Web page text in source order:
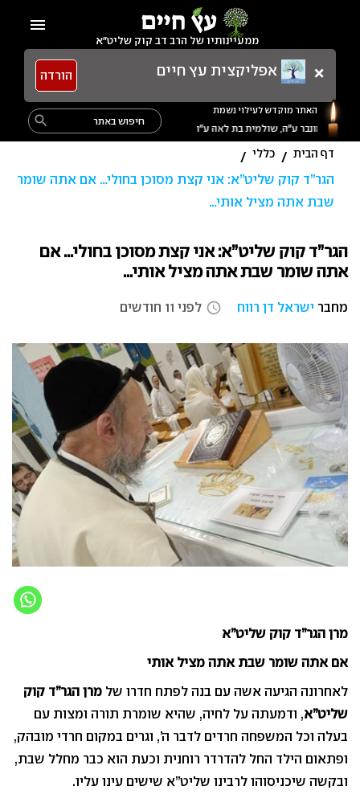
content
ממעיינותיו של הרב דב קוק שליט"א
menu
× אפליקצית עץ חיים הורדה
Search
for:
search
האתר מוקדש לעילוי נשמת
דף הבית / כללי /
הגר”ד קוק שליט”א: אני קצת מסוכן בחולי… אם אתה שומר
שבת אתה מציל אותי…
הגר”ד קוק שליט”א: אני קצת מסוכן בחולי… אם
אתה שומר שבת אתה מציל אותי…
מחבר ישראל דן רווח access_time לפני 11 חודשים
מרן הגר”ד קוק שליט”א
אם אתה שומר שבת אתה מציל אותי
לאחרונה הגיעה אשה עם בנה לפתח חדרו של מרן הגר”ד קוק
שליט”א, ודמעתה על לחיה, שהיא שומרת תורה ומצות עם
בעלה וכל המשפחה חרדים לדבר ה’, וגרים במקום חרדי מובהק,
ופתאום הילד החל להדרדר רוחנית וכעת הוא כבר מחלל שבת,
ובקשה שיכניסוהו לרבינו שליט”א שישים עינו עליו.